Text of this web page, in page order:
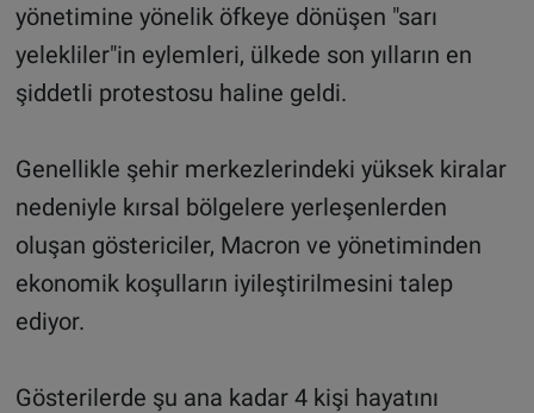
yönetimine yönelik öfkeye dönüşen "sarı
yelekliler"in eylemleri, ülkede son yılların en
şiddetli protestosu haline geldi.
Genellikle şehir merkezlerindeki yüksek kiralar
nedeniyle kırsal bölgelere yerleşenlerden
oluşan göstericiler, Macron ve yönetiminden
ekonomik koşulların iyileştirilmesini talep
ediyor.
Gösterilerde şu ana kadar 4 kişi hayatını